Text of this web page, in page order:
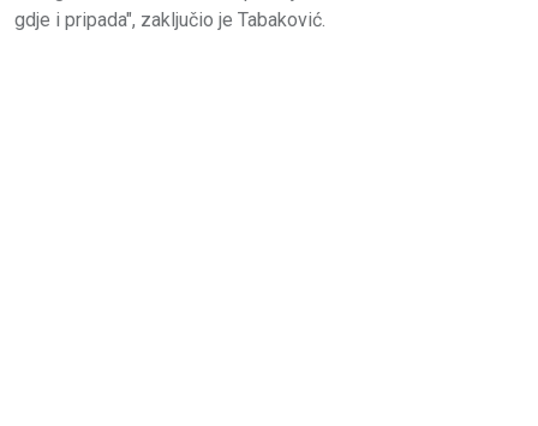
gdje i pripada", zaključio je Tabaković.